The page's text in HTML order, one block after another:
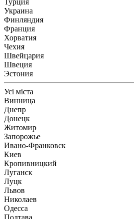
Турция
Украина
Финляндия
Франция
Хорватия
Чехия
Швейцария
Швеция
Эстония
Усі міста
Винница
Днепр
Донецк
Житомир
Запорожье
Ивано-Франковск
Киев
Кропивницкий
Луганск
Луцк
Львов
Николаев
Одесса
Полтава